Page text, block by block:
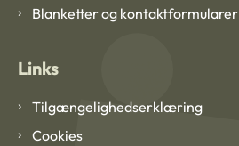
Blanketter og kontaktformularer
Links
Tilgængelighedserklæring
Cookies